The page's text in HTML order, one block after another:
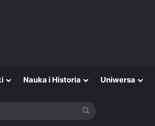
Nauka i Historia Uniwersa